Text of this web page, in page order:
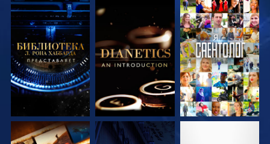
СМОТРЕТЬ
ПЕРЕДАЧИ
СМОТРЕТЬ
ПЕРЕДАЧИ
СМОТРЕТЬ